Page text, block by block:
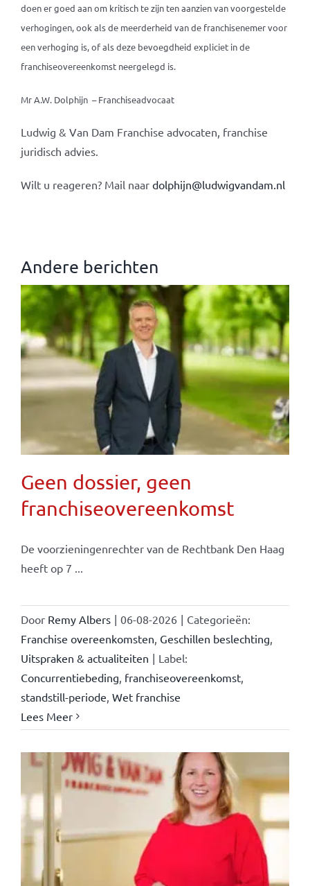
doen er goed aan om kritisch te zijn ten aanzien van voorgestelde
verhogingen, ook als de meerderheid van de franchisenemer voor
een verhoging is, of als deze bevoegdheid expliciet in de
franchiseovereenkomst neergelegd is.
Mr A.W. Dolphijn – Franchiseadvocaat
Ludwig & Van Dam Franchise advocaten, franchise
juridisch advies.
Wilt u reageren? Mail naar dolphijn@ludwigvandam.nl
Andere berichten
Geen dossier, geen
franchiseovereenkomst
De voorzieningenrechter van de Rechtbank Den Haag
heeft op 7 ...
Door Remy Albers | 06-08-2026 | Categorieën:
Franchise overeenkomsten Geschillen beslechting
Uitspraken & actualiteiten | Label:
Concurrentiebeding franchiseovereenkomst,
standstill-periode Wet franchise
Lees Meer